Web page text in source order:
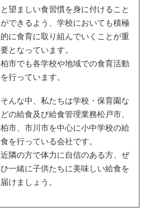
と望ましい食習慣を身に付けること
ができるよう、学校においても積極
的に食育に取り組んでいくことが重
要となっています。
柏市でも各学校や地域での食育活動
を行っています。
そんな中、私たちは学校・保育園な
どの給食及び給食管理業務松戸市、
柏市、市川市を中心に小中学校の給
食を行っている会社です。
近隣の方で体力に自信のある方、ぜ
ひ一緒に子供たちに美味しい給食を
届けましょう。